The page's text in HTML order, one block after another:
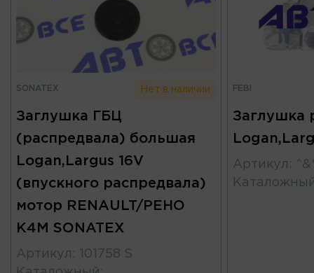
SONATEX Нет в наличии
Заглушка ГБЦ
(распредвала) большая
Logan,Largus 16V
(впускного распредвала)
мотор RENAULT/РЕНО
K4M SONATEX
Артикул :
101758 S
FEBI
Заглушка
Артикул :